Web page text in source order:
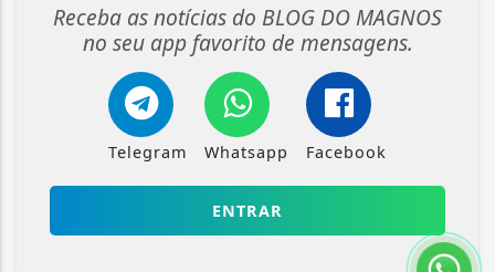
Receba as notícias do BLOG DO MAGNOS
no seu app favorito de mensagens.
Telegram Whatsapp Facebook
ENTRAR